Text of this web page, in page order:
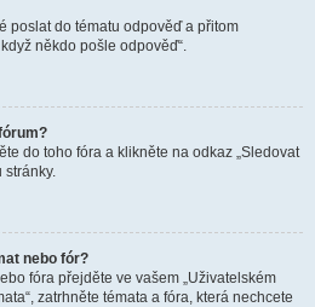
poslat do tématu odpověď a přitom
někdo pošle odpověď“.
do toho fóra a klikněte na odkaz „Sledovat
stránky.
nebo fór?
fóra přejděte ve vašem „Uživatelském
zatrhněte témata a fóra, která nechcete